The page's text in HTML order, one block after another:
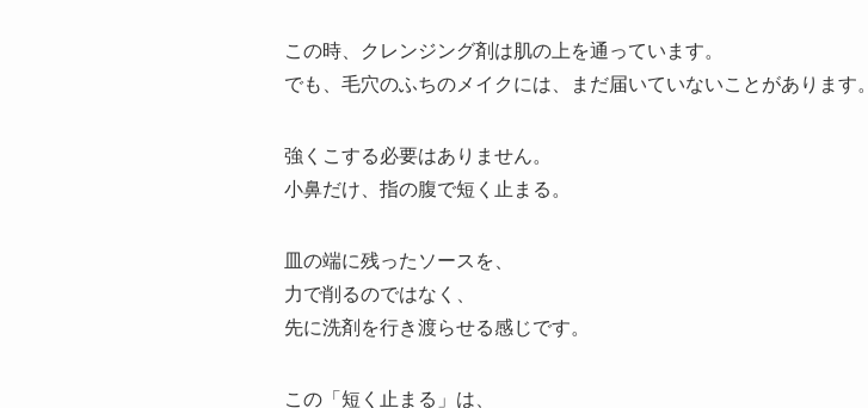
この時、クレンジング剤は肌の上を通っています。
でも、毛穴のふちのメイクには、まだ届いていないことがあります。
強くこする必要はありません。
小鼻だけ、指の腹で短く止まる。
皿の端に残ったソースを、
力で削るのではなく、
先に洗剤を行き渡らせる感じです。
この「短く止まる」は、